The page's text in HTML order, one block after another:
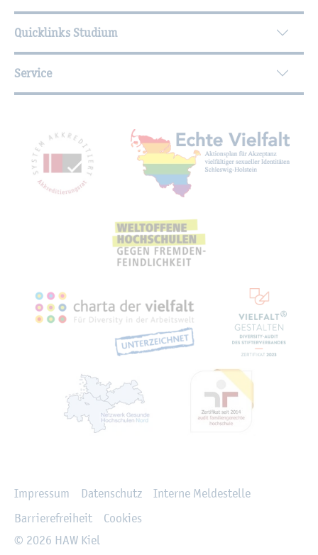
Quicklinks Studium
Service
Mit­glied­schaf­ten,
Im­pres­sum Da­ten­schutz
In­ter­ne Mel­de­stel­le
Bar­rie­re­frei­heit
Coo­kies
© 2026 HAW Kiel